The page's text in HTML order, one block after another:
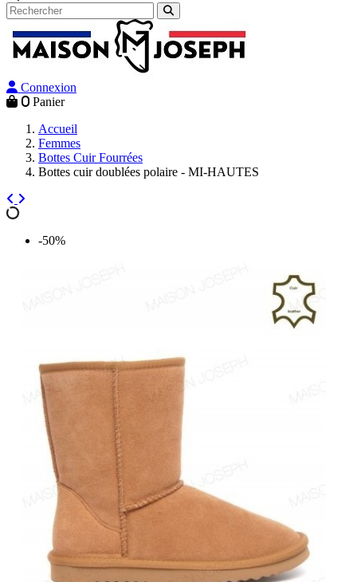
Connexion
0 Panier
Accueil
Femmes
Bottes Cuir Fourrées
Bottes cuir doublées polaire - MI-HAUTES
-50%